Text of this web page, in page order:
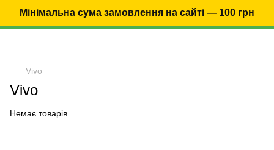
Мінімальна сума замовлення на сайті — 100 грн
Vivo
Vivo
Немає товарів